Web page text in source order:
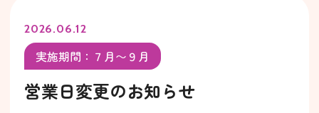
2026.06.12
実施期間：７月〜９月
営業日変更のお知らせ